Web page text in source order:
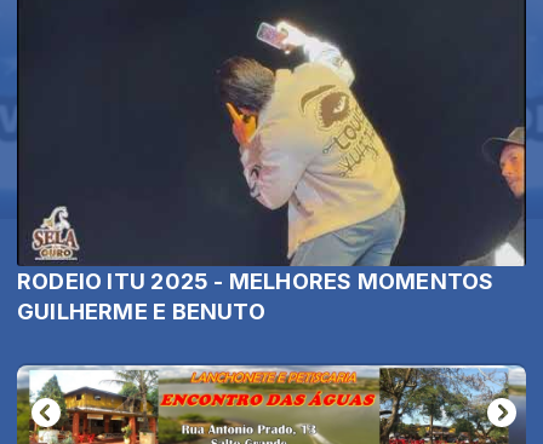
RODEIO ITU 2025 - MELHORES MOMENTOS
GUILHERME E BENUTO